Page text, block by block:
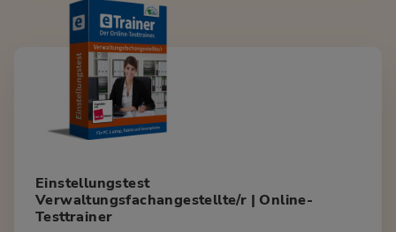
Einstellungstest
Verwaltungsfachangestellte/r | Online-
Testtrainer